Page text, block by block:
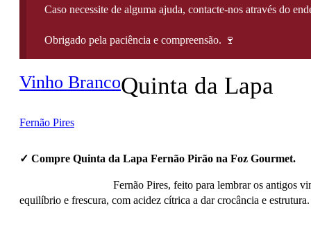
Caso necessite de alguma ajuda, contacte-nos através do
Obrigado pela paciência e compreensão. 🍷
Vinho BrancoQuinta da Lapa
Fernão Pires
✓ Compre Quinta da Lapa Fernão Pirão na Foz Gourmet.
Fernão Pires, feito para lembrar os antigos
equilíbrio e frescura, com acidez cítrica a dar crocância e